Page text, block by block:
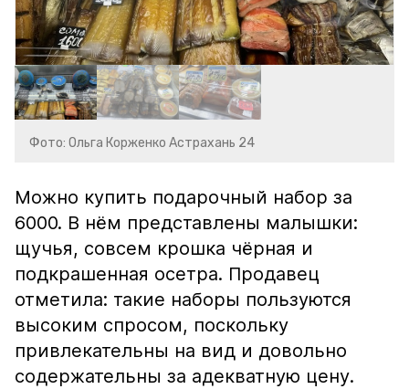
Фото: Ольга Корженко Астрахань 24
Можно купить подарочный набор за
6000. В нём представлены малышки:
щучья, совсем крошка чёрная и
подкрашенная осетра. Продавец
отметила: такие наборы пользуются
высоким спросом, поскольку
привлекательны на вид и довольно
содержательны за адекватную цену.